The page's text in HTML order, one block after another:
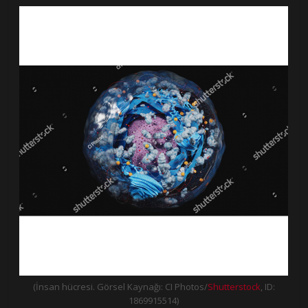
(İnsan hücresi. Görsel Kaynağı: CI Photos/Shutterstock, ID:
1869915514)